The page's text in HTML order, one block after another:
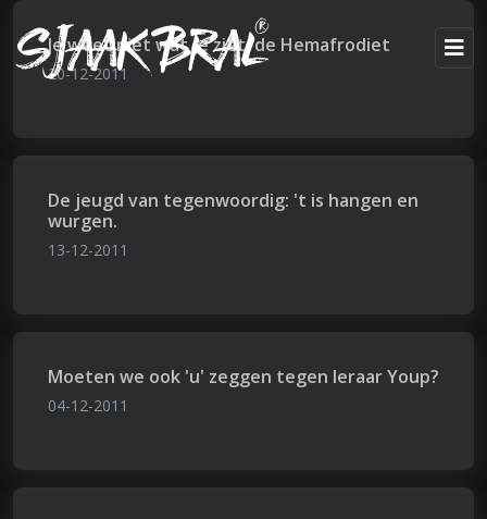
Je weet niet wat je ziet: de Hemafrodiet
20-12-2011
De jeugd van tegenwoordig: 't is hangen en
wurgen.
13-12-2011
Moeten we ook 'u' zeggen tegen leraar Youp?
04-12-2011